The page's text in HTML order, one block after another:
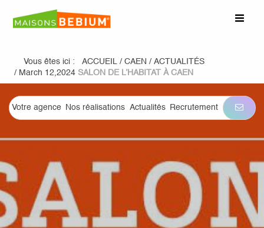
Vous êtes ici : ACCUEIL / CAEN / ACTUALITÉS
/ March 12,2024 SALON DE L’HABITAT À CAEN
Votre agence Nos réalisations Actualités Recrutement